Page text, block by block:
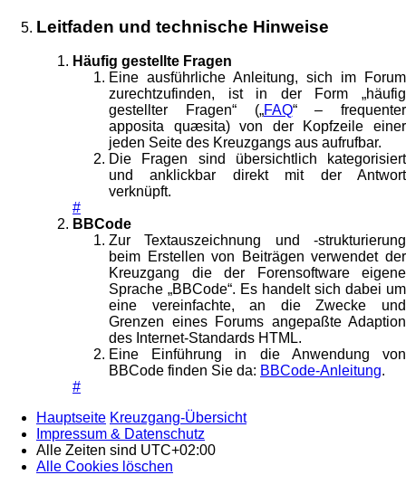
Leitfaden und technische Hinweise
Häufig gestellte Fragen
Eine ausführliche Anleitung, sich im Forum
zurechtzufinden, ist in der Form „häufig
gestellter Fragen“ („FAQ“ – frequenter
apposita quæsita) von der Kopfzeile einer
jeden Seite des Kreuzgangs aus aufrufbar.
Die Fragen sind übersichtlich kategorisiert
und anklickbar direkt mit der Antwort
verknüpft.
#
BBCode
Zur Textauszeichnung und -strukturierung
beim Erstellen von Beiträgen verwendet der
Kreuzgang die der Forensoftware eigene
Sprache „BBCode“. Es handelt sich dabei um
eine vereinfachte, an die Zwecke und
Grenzen eines Forums angepaßte Adaption
des Internet-Standards HTML.
Eine Einführung in die Anwendung von
BBCode finden Sie da: BBCode-Anleitung.
#
Hauptseite Kreuzgang-Übersicht
Impressum & Datenschutz
Alle Zeiten sind UTC+02:00
Alle Cookies löschen